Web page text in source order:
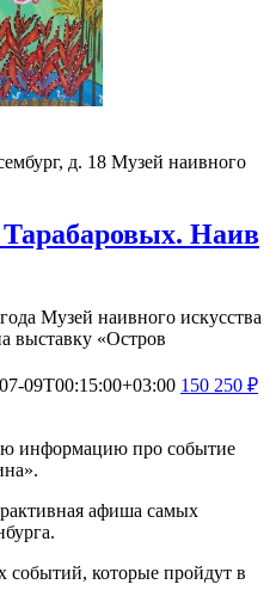
д. 18 Музей наивного
Наив
Музей наивного искусства
выставку «Остров
09T00:15:00+03:00 150 250 ₽
информацию про событие
афиша самых
событий, которые пройдут в